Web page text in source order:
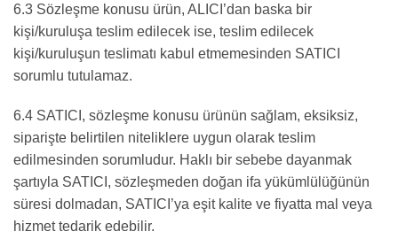
6.3 Sözleşme konusu ürün, ALICI’dan baska bir
kişi/kuruluşa teslim edilecek ise, teslim edilecek
kişi/kuruluşun teslimatı kabul etmemesinden SATICI
sorumlu tutulamaz.
6.4 SATICI, sözleşme konusu ürünün sağlam, eksiksiz,
siparişte belirtilen niteliklere uygun olarak teslim
edilmesinden sorumludur. Haklı bir sebebe dayanmak
şartıyla SATICI, sözleşmeden doğan ifa yükümlülüğünün
süresi dolmadan, SATICI’ya eşit kalite ve fiyatta mal veya
hizmet tedarik edebilir.